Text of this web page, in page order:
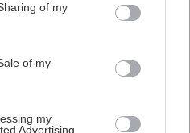
behaviour. You may click to
and its third-party tags to
purposes in below Google
of my
of my
my
Advertising.
συζητήσεις και
Hymenτης
και την
Ακροδεξιά
που θα